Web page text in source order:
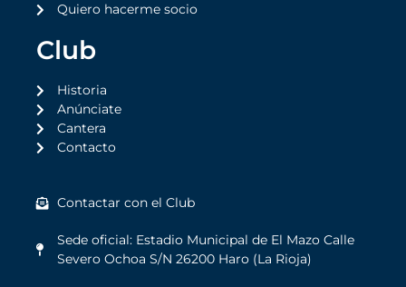
Quiero hacerme socio
Club
Historia
Anúnciate
Cantera
Contacto
Contactar con el Club
Sede oficial: Estadio Municipal de El Mazo Calle
Severo Ochoa S/N 26200 Haro (La Rioja)